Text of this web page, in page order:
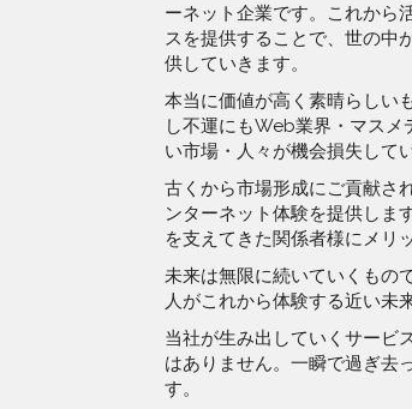
ーネット企業です。これから
スを提供することで、世の中
供していきます。
本当に価値が高く素晴らしい
し不運にもWeb業界・マス
い市場・人々が機会損失して
古くから市場形成にご貢献さ
ンターネット体験を提供しま
を支えてきた関係者様にメリ
未来は無限に続いていくもの
人がこれから体験する近い未
当社が生み出していくサービ
はありません。一瞬で過ぎ去
す。